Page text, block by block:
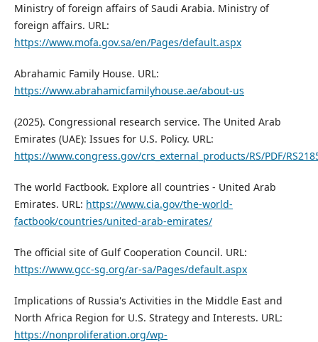
Ministry of foreign affairs of Saudi Arabia. Ministry of
foreign affairs. URL:
https://www.mofa.gov.sa/en/Pages/default.aspx
Abrahamic Family House. URL:
https://www.abrahamicfamilyhouse.ae/about-us
(2025). Congressional research service. The United Arab
Emirates (UAE): Issues for U.S. Policy. URL:
https://www.congress.gov/crs_external_products/RS/PDF/
The world Factbook. Explore all countries - United Arab
Emirates. URL: https://www.cia.gov/the-world-
factbook/countries/united-arab-emirates/
The official site of Gulf Cooperation Council. URL:
https://www.gcc-sg.org/ar-sa/Pages/default.aspx
Implications of Russia's Activities in the Middle East and
North Africa Region for U.S. Strategy and Interests. URL:
https://nonproliferation.org/wp-